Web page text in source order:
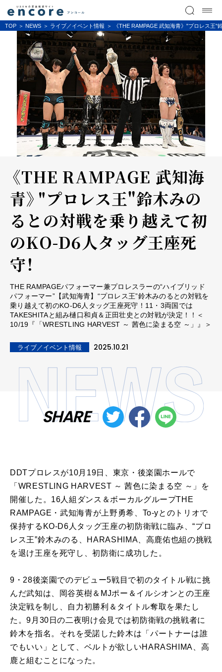
TOP NEWS ライブ／イベント情報 《THE RAMPAGE 武知海青》"プロレス王
《THE RAMPAGE 武知海
青》"プロレス王"鈴木みの
るとの対戦を乗り越えて初
のKO-D6人タッグ王座死
守！
THE RAMPAGEパフォーマー兼プロレスラーの“ハイブリッド
パフォーマー”【武知海青】“プロレス王”鈴木みのるとの対戦を
乗り越えて初のKO-D6人タッグ王座死守！11・3両国では
TAKESHITAと組み樋口和貞＆正田壮史との対戦が決定！！＜
10/19『「WRESTLING HARVEST ～ 茜色に染まる空 ～」』＞
ライブ／イベント情報 2025.10.21
SHARE
DDTプロレスが10月19日、東京・後楽園ホールで
「WRESTLING HARVEST ～ 茜色に染まる空 ～」を
開催した。16人組ダンス＆ボーカルグループTHE
RAMPAGE・武知海青が上野勇希、To-yとのトリオで
保持するKO-D6人タッグ王座の初防衛戦に臨み、“プロ
レス王”鈴木みのる、HARASHIMA、高鹿佑也組の挑戦
を退け王座を死守し、初防衛に成功した。
9・28後楽園でのデビュー5戦目で初のタイトル戦に挑
んだ武知は、岡谷英樹＆MJポー＆イルシオンとの王座
決定戦を制し、自力初勝利＆タイトル奪取を果たし
た。9月30日の二夜明け会見では初防衛戦の挑戦者に
鈴木を指名。それを受諾した鈴木は「パートナーは誰
でもいい」として、ベルトが欲しいHARASHIMA、高
鹿と組むことになった。